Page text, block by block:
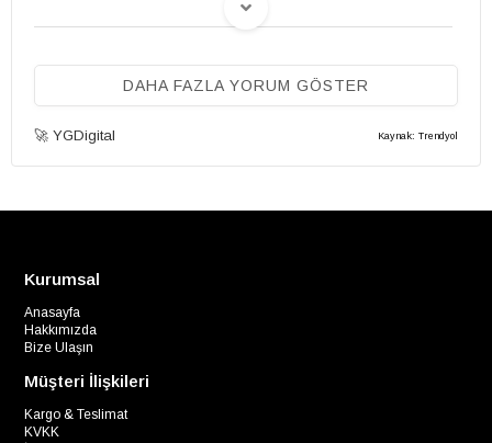
(0)
03 Eylül 2025
XS bedeni S gibi ama dokusu,rengi falan gayet güzel.Beğendim
🌸
DAHA FAZLA YORUM GÖSTER
🚀 YGDigital Kaynak: Trendyol
Kurumsal
Anasayfa
Hakkımızda
Bize Ulaşın
Müşteri İlişkileri
Kargo & Teslimat
KVKK